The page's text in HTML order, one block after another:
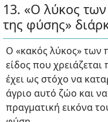
13. «Ο λύκος
της φύσης»
O «κακός λύκος» των
είδος που
έχει ως στόχο να
άγριο αυτό ζώο και
πραγματική εικόνα